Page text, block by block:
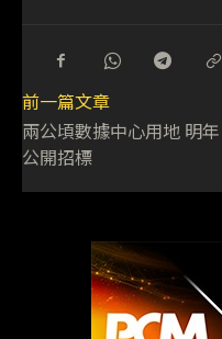
前一篇文章
兩公頃數據中心用地 明年
公開招標